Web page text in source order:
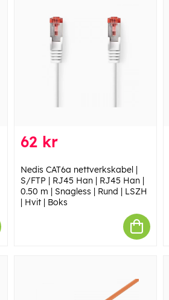
62 kr
Nedis CAT6a nettverkskabel |
S/FTP | RJ45 Han | RJ45 Han |
0.50 m | Snagless | Rund | LSZH
| Hvit | Boks